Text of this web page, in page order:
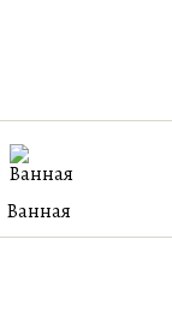
Ванная